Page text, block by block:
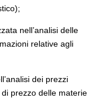
nell’analisi delle
relative agli
dei prezzi
prezzo delle materie